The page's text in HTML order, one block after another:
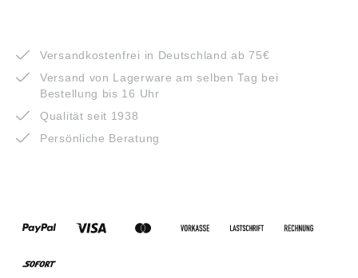
Versandkostenfrei in Deutschland ab 75€
Versand von Lagerware am selben Tag bei
Bestellung bis 16 Uhr
Qualität seit 1938
Persönliche Beratung